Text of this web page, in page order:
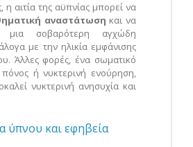
η αιτία της αϋπνίας μπορεί να
αναστάτωση και να
μια σοβαρότερη αγχώδη
με την ηλικία εμφάνισης
Άλλες φορές, ένα σωματικό
ή νυκτερινή ενούρηση,
νυκτερινή ανησυχία και
ύπνου και εφηβεία